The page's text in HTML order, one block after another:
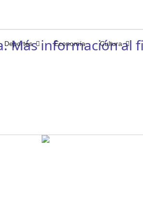
Deportes Economía Cultura
Más información al